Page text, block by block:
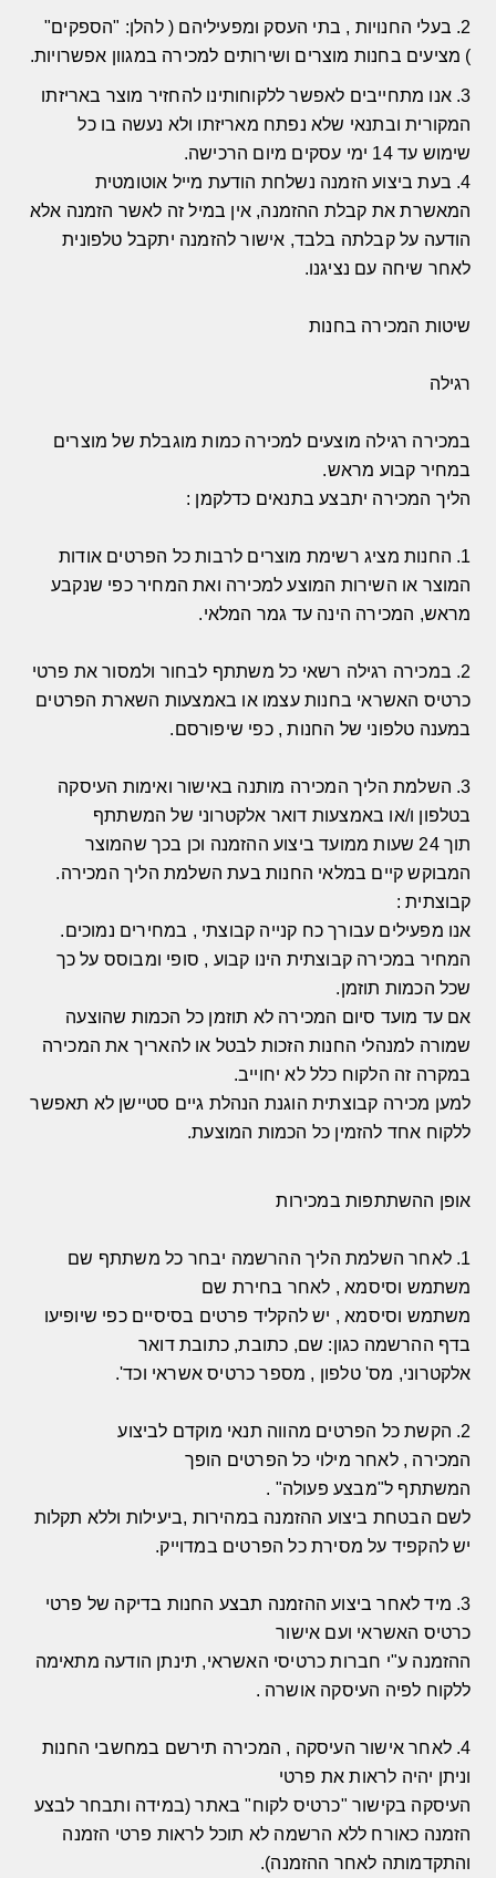
2. בעלי החנויות , בתי העסק ומפעיליהם (להלן: "הספקים"
) מציעים בחנות מוצרים ושירותים למכירה במגוון אפשרויות.
3. אנו מתחייבים לאפשר ללקוחותינו להחזיר מוצר באריזתו
המקורית ובתנאי שלא נפתח מאריזתו ולא נעשה בו כל
שימוש עד14 ימי עסקים מיום הרכישה.
4. בעת ביצוע הזמנה נשלחת הודעת מייל אוטומטית
המאשרת את קבלת ההזמנה, אין במיל זה לאשר הזמנה אלא
הודעה על קבלתה בלבד, אישור להזמנה יתקבל טלפונית
לאחר שיחה עם נציגנו.
שיטות המכירה בחנות
רגילה
במכירה רגילה מוצעים למכירה כמות מוגבלת של מוצרים
במחיר קבוע מראש.
הליך המכירה יתבצע בתנאים כדלקמן :
1. החנות מציג רשימת מוצרים לרבות כל הפרטים אודות
המוצר או השירות המוצע למכירה ואת המחיר כפי שנקבע
מראש, המכירה הינה עד גמר המלאי.
2. במכירה רגילה רשאי כל משתתף לבחור ולמסור את פרטי
כרטיס האשראי בחנות עצמו או באמצעות השארת הפרטים
במענה טלפוני של החנות ,כפי שיפורסם.
3. השלמת הליך המכירה מותנה באישור ואימות העיסקה
בטלפון ו/או באמצעות דואר אלקטרוני של המשתתף
תוך24 שעות ממועד ביצוע ההזמנה וכן בכך שהמוצר
המבוקש קיים במלאי החנות בעת השלמת הליך המכירה.
קבוצתית :
אנו מפעילים עבורך כח קנייה קבוצתי , במחירים נמוכים.
המחיר במכירה קבוצתית הינו קבוע , סופי ומבוסס על כך
שכל הכמות תוזמן.
אם עד מועד סיום המכירה לא תוזמן כל הכמות שהוצעה
שמורה למנהלי החנות הזכות לבטל או להאריך את המכירה
במקרה זה הלקוח כלל לא יחוייב.
למען מכירה קבוצתית הוגנת הנהלת גיים סטיישן לא תאפשר
ללקוח אחד להזמין כל הכמות המוצעת.
אופן ההשתתפות במכירות
1. לאחר השלמת הליך ההרשמה יבחר כל משתתף שם
משתמש וסיסמא , לאחר בחירת שם
משתמש וסיסמא , יש להקליד פרטים בסיסיים כפי שיופיעו
בדף ההרשמה כגון: שם, כתובת,כתובת דואר
אלקטרוני, מס'טלפון , מספר כרטיס אשראי וכד'.
2. הקשת כל הפרטים מהווה תנאי מוקדם לביצוע
המכירה ,לאחר מילוי כל הפרטים הופך
המשתתף ל"מבצע פעולה" .
לשם הבטחת ביצוע ההזמנה במהירות ,ביעילות וללא תקלות
יש להקפיד על מסירת כל הפרטים במדוייק.
3. מיד לאחר ביצוע ההזמנה תבצע החנות בדיקה של פרטי
כרטיס האשראי ועם אישור
ההזמנה ע"י חברות כרטיסי האשראי, תינתן הודעה מתאימה
ללקוח לפיה העיסקה אושרה .
4. לאחר אישור העיסקה , המכירה תירשם במחשבי החנות
וניתן יהיה לראות את פרטי
העיסקה בקישור "כרטיס לקוח" באתר (במידה ותבחר לבצע
הזמנה כאורח ללא הרשמה לא תוכל לראות פרטי הזמנה
והתקדמותה לאחר ההזמנה).